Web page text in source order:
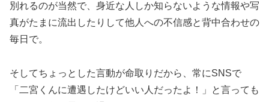
別れるのが当然で、身近な人しか知らないような情報や写
真がたまに流出したりして他人への不信感と背中合わせの
毎日で。
そしてちょっとした言動が命取りだから、常にSNSで
「二宮くんに遭遇したけどいい人だったよ！」と言っても